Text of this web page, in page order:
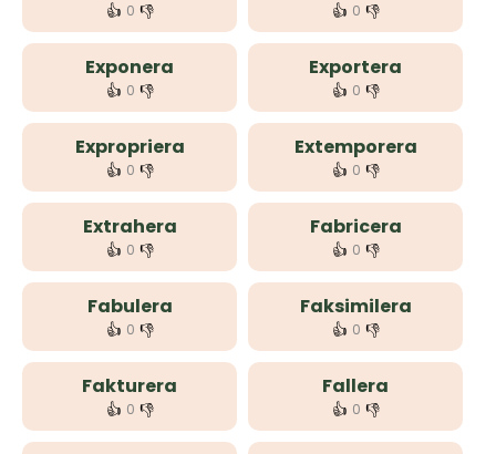
👍 0 👎 👍 0 👎
Exponera
👍 0 👎
Exportera
👍 0 👎
Expropriera
👍 0 👎
Extemporera
👍 0 👎
Extrahera
👍 0 👎
Fabricera
👍 0 👎
Fabulera
👍 0 👎
Faksimilera
👍 0 👎
Fakturera
👍 0 👎
Fallera
👍 0 👎